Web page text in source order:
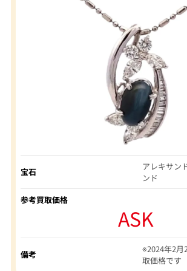
宝石
アレキサン
ンド
参考買取価格
ASK
備考
※2024年2月
取価格です